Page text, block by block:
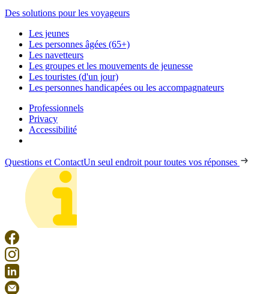
Des solutions pour les voyageurs
Les jeunes
Les personnes âgées (65+)
Les navetteurs
Les groupes et les mouvements de jeunesse
Les touristes (d'un jour)
Les personnes handicapées ou les accompagnateurs
Professionnels
Privacy
Accessibilité
Questions et ContactUn seul endroit pour toutes vos réponses